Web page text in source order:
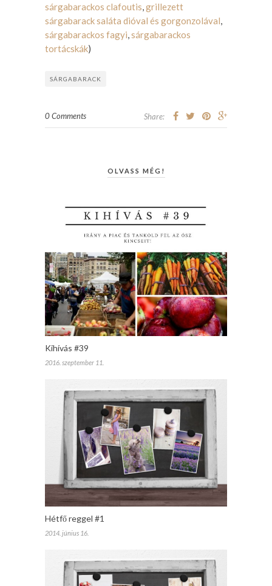
sárgabarackos clafoutis,grillezett
sárgabarack saláta dióval és gorgonzolával,
sárgabarackos fagyi,sárgabarackos
tortácskák)
SÁRGABARACK
0 Comments Share:
OLVASS MÉG!
Kihívás #39
2016. szeptember 11.
Hétfő reggel #1
2014. június 16.